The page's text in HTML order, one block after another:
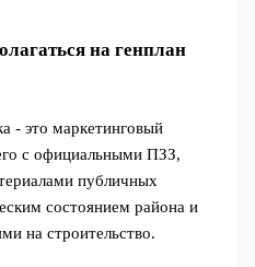
на генплан
- это маркетинговый
с официальными ПЗЗ,
публичных
состоянием района и
на строительство.